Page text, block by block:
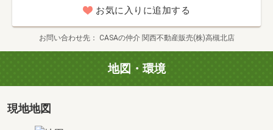
～見学の流れ（例）～
お電話にて日時の調整。
せ。
最寄り駅までお迎えにもあがりますのでお気軽にご相談く
お気に入りに追加する
お問い合わせ先 CASAの仲介 関西不動産販売(株)高槻北店
地図・環境
現地地図